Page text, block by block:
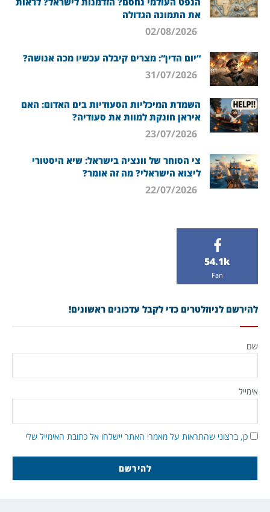
את התמונה הגדולה
“יום הדין”: מצרים קיבלה עכשיו מכה אנושה?
השמדת המיכליות הסעודיות בים האדום: האם
איראן חונקת למוות את סעודיה?
צי הסוחר של וונציה בישראל: שיא היסטורי
ליצוא הישראלי? מה זה אומר?
54.1k
Fan
להירשם לניוזלטרים כדי לקבל עדכונים ראשונים!
שם
אימייל
כן, ברצוני שהתראות על מאמרי האתר יישלחו אל כתובת האימייל שלי